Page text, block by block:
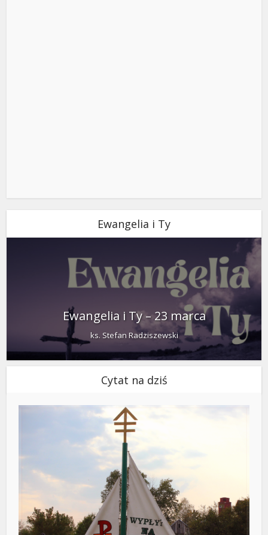
Ewangelia i Ty
Ewangelia i Ty – 23 marca
ks. Stefan Radziszewski
Cytat na dziś